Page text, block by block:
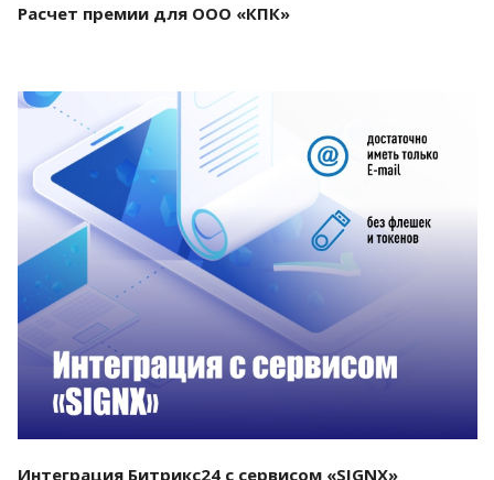
Расчет премии для ООО «КПК»
Смотреть проект
Интеграция Битрикс24 с сервисом «SIGNX»